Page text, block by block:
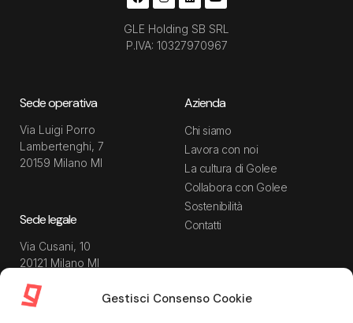
Gestisci Consenso Cookie
GLE Holding SB SRL
P.IVA: 10327970967
Sede operativa
Via Luigi Porro
Lambertenghi, 7
20159 Milano MI
Sede legale
Via Cusani, 10
20121 Milano MI
Azienda
Chi siamo
Lavora con noi
La cultura di Golee
Collabora con Golee
Sostenibilità
Contatti